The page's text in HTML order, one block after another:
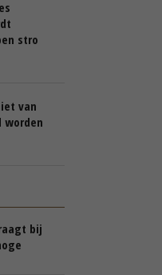
stro
van
bij